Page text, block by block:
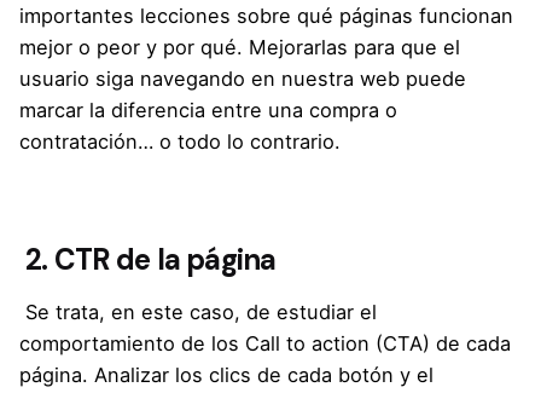
importantes lecciones sobre qué páginas funcionan
mejor o peor y por qué. Mejorarlas para que el
usuario siga navegando en nuestra web puede
marcar la diferencia entre una compra o
contratación… o todo lo contrario.
2. CTR de la página
Se trata, en este caso, de estudiar el
comportamiento de los Call to action (CTA) de cada
página. Analizar los clics de cada botón y el